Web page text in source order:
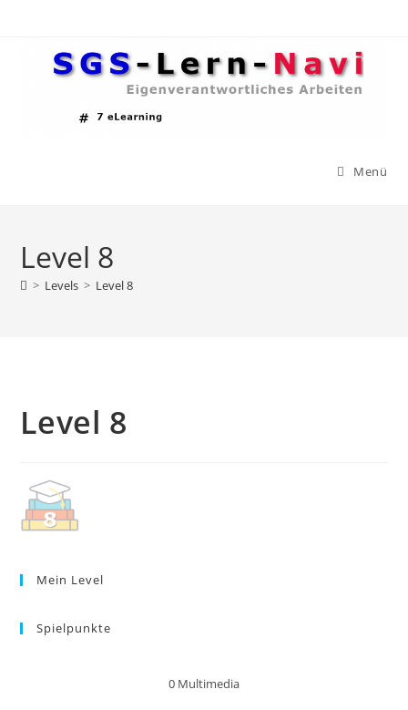
Menü
Level 8
> Levels > Level 8
Level 8
Mein Level
Spielpunkte
0 Multimedia